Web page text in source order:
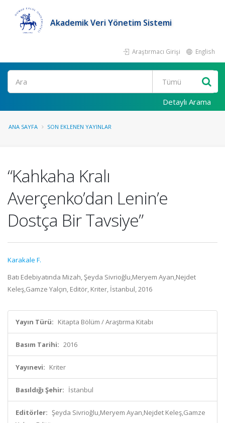
Akademik Veri Yönetim Sistemi
Araştırmacı Girişi English
Ara
Detaylı Arama
ANA SAYFA SON EKLENEN YAYINLAR
“Kahkaha Kralı
Averçenko’dan Lenin’e
Dostça Bir Tavsiye”
Karakale F.
Batı Edebiyatında Mizah, Şeyda Sivrioğlu,Meryem Ayan,Nejdet
Keleş,Gamze Yalçın, Editör, Kriter, İstanbul, 2016
Yayın Türü: Kitapta Bölüm / Araştırma Kitabı
Basım Tarihi: 2016
Yayınevi: Kriter
Basıldığı Şehir: İstanbul
Editörler: Şeyda Sivrioğlu,Meryem Ayan,Nejdet Keleş,Gamze